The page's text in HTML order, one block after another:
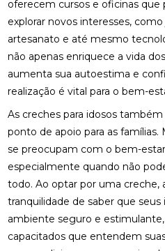
oferecem cursos e oficinas
explorar novos interesses,
artesanato e até mesmo
não apenas enriquece a vida
aumenta sua autoestima e
realização é vital para o bem-
As creches para idosos
ponto de apoio para as famílias.
se preocupam com o bem-
especialmente quando não
todo. Ao optar por uma creche,
tranquilidade de saber que
ambiente seguro e
capacitados que entendem